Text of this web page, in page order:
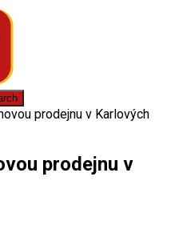
prodejnu v Karlových
prodejnu v